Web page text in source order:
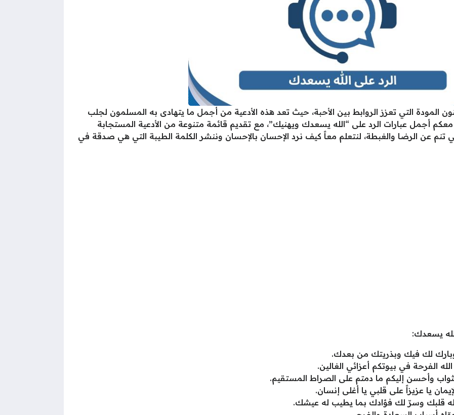
المودة التي تعزز الروابط بين الأحبة، حيث تعد هذه الأدعية من أجمل ما يتهادى به المسلمون لجلب
أجمل عبارات الرد على “الله يسعدك ويهنيك”، مع تقديم قائمة متنوعة من الأدعية المستجابة
تنم عن الرضا والغبطة، لنتعلم معاً كيف نرد الإحسان بالإحسان وننشر الكلمة الطيبة التي هي صدقة في
يسعدك:
وبارك لك فيك وبذريتك من بعدك.
الفرحة في بيوتكم أعزائي الغالين.
وأحسن إليكم ما دمتم على الصراط المستقيم.
يا عزيزاً على قلبي يا أغلى إنسان.
قلبك وسرّ لك فؤادك بما يطيب له عيشك.